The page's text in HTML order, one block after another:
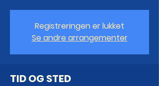
Registreringen er lukket
Se andre arrangementer
TID OG STED